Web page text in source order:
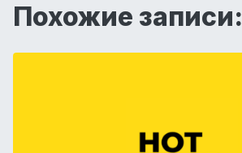
Похожие записи: